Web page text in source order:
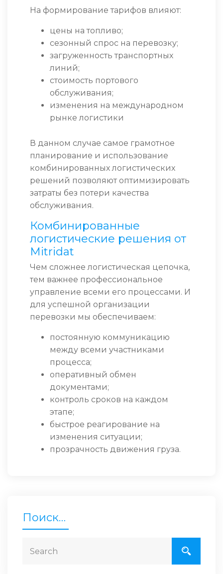
На формирование тарифов влияют:
цены на топливо;
сезонный спрос на перевозку;
загруженность транспортных
линий;
стоимость портового
обслуживания;
изменения на международном
рынке логистики
В данном случае самое грамотное
планирование и использование
комбинированных логистических
решений позволяют оптимизировать
затраты без потери качества
обслуживания.
Комбинированные
логистические решения от
Mitridat
Чем сложнее логистическая цепочка,
тем важнее профессиональное
управление всеми его процессами. И
для успешной организации
перевозки мы обеспечиваем:
постоянную коммуникацию
между всеми участниками
процесса;
оперативный обмен
документами;
контроль сроков на каждом
этапе;
быстрое реагирование на
изменения ситуации;
прозрачность движения груза.
Поиск…